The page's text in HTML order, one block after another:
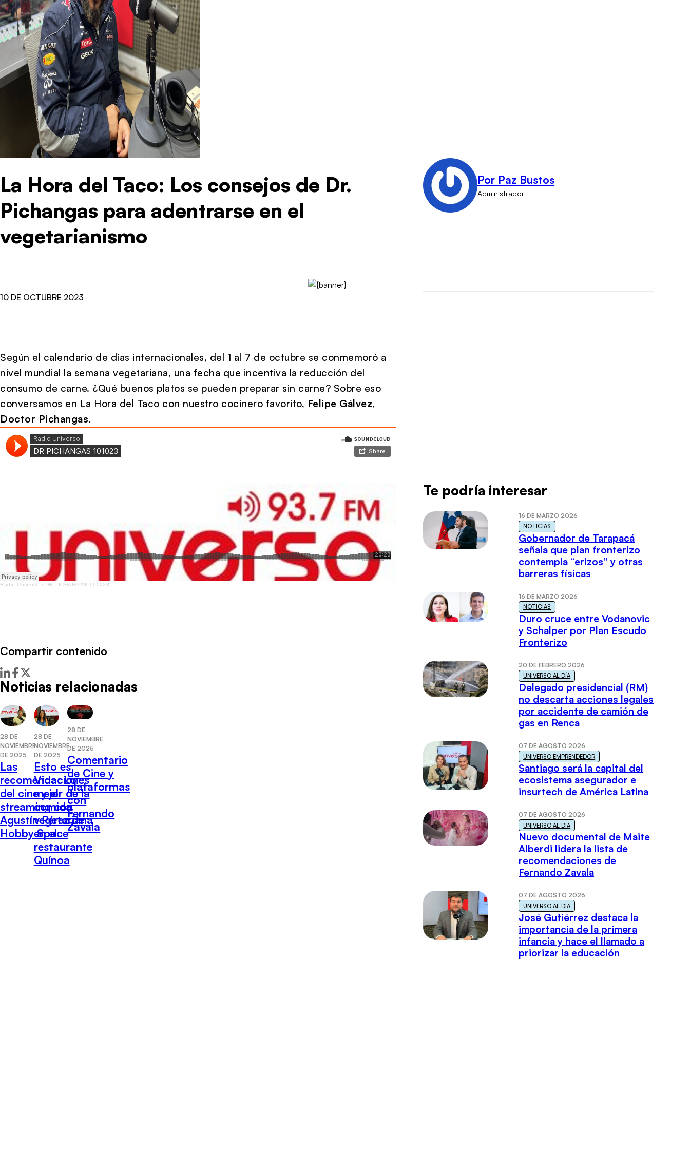
La Hora del Taco: Los consejos de Dr.
Pichangas para adentrarse en el
vegetarianismo
Por Paz Bustos
Administrador
10 DE OCTUBRE 2023
Según el calendario de días internacionales, del 1 al 7 de octubre se conmemoró a
nivel mundial la semana vegetariana, una fecha que incentiva la reducción del
consumo de carne. ¿Qué buenos platos se pueden preparar sin carne? Sobre eso
conversamos en La Hora del Taco con nuestro cocinero favorito, Felipe Gálvez,
Doctor Pichangas.
Radio Universo · DR PICHANGAS 101023
Compartir contenido
Noticias relacionadas
28 DE
NOVIEMBRE
DE 2025
Las
recomendaciones
del cine y el
streaming con
Agustín Pérez de
Hobby Space
28 DE
NOVIEMBRE
DE 2025
Esto es
Vida: Lo
mejor de la
comida
vegetariana
en el
restaurante
Quínoa
28 DE
NOVIEMBRE
DE 2025
Comentario
de Cine y
plataformas
con
Fernando
Zavala
Te podría interesar
16 DE MARZO 2026
NOTICIAS
Gobernador de Tarapacá
señala que plan fronterizo
contempla “erizos” y otras
barreras físicas
16 DE MARZO 2026
NOTICIAS
Duro cruce entre Vodanovic
y Schalper por Plan Escudo
Fronterizo
20 DE FEBRERO 2026
UNIVERSO AL DÍA
Delegado presidencial (RM)
no descarta acciones legales
por accidente de camión de
gas en Renca
07 DE AGOSTO 2026
UNIVERSO EMPRENDEDOR
Santiago será la capital del
ecosistema asegurador e
insurtech de América Latina
07 DE AGOSTO 2026
UNIVERSO AL DÍA
Nuevo documental de Maite
Alberdi lidera la lista de
recomendaciones de
Fernando Zavala
07 DE AGOSTO 2026
UNIVERSO AL DÍA
José Gutiérrez destaca la
importancia de la primera
infancia y hace el llamado a
priorizar la educación